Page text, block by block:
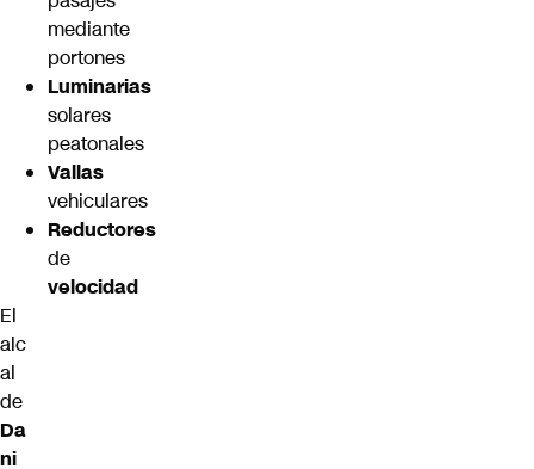
mediante
portones
Luminarias
solares
peatonales
Vallas
vehiculares
Reductores
de
velocidad
El
alc
al
de
Da
ni